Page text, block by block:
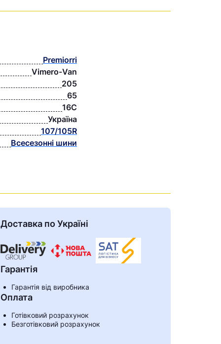
Premiorri
Vimero-Van
205
65
16C
Україна
107/105R
Всесезонні шини
Доставка по Україні
Гарантія
Гарантія від виробника
Оплата
Готівковий розрахунок
Безготівковий розрахунок